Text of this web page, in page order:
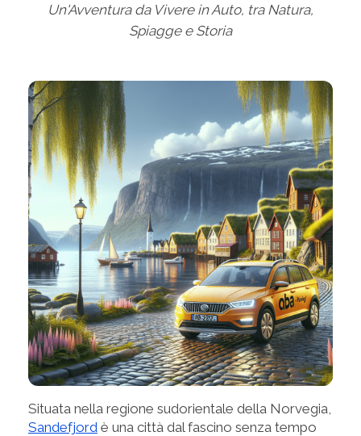
Un'Avventura da Vivere in Auto, tra Natura,
Spiagge e Storia
Situata nella regione sudorientale della Norvegia,
Sandefjord è una città dal fascino senza tempo